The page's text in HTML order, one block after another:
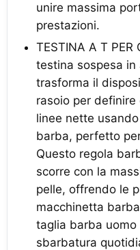
unire massima
prestazioni.
TESTINA A T PER
testina sospesa
trasforma il
rasoio per
linee nette
barba, perfetto
Questo regola
scorre con la
pelle, offrendo le
macchinetta
taglia barba
sbarbatura